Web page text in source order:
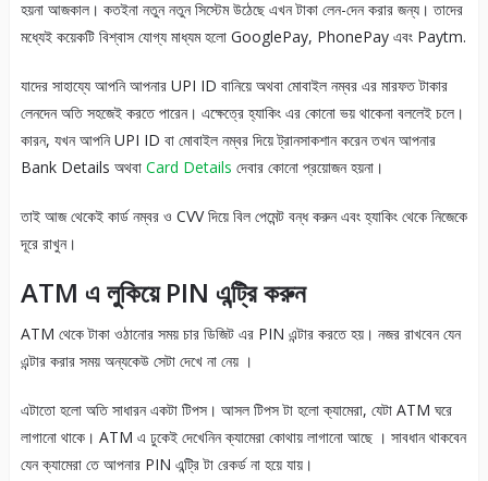
হয়না আজকাল। কতইনা নতুন নতুন সিস্টেম উঠেছে এখন টাকা লেন-দেন করার জন্য। তাদের
মধ্যেই কয়েকটি বিশ্বাস যোগ্য মাধ্যম হলো GooglePay, PhonePay এবং Paytm.
যাদের সাহায্যে আপনি আপনার UPI ID বানিয়ে অথবা মোবাইল নম্বর এর মারফত টাকার
লেনদেন অতি সহজেই করতে পারেন। এক্ষেত্রে হ্যাকিং এর কোনো ভয় থাকেনা বললেই চলে।
কারন, যখন আপনি UPI ID বা মোবাইল নম্বর দিয়ে ট্রানসাকশান করেন তখন আপনার
Bank Details অথবা Card Details দেবার কোনো প্রয়োজন হয়না।
তাই আজ থেকেই কার্ড নম্বর ও CVV দিয়ে বিল পেমেন্ট বন্ধ করুন এবং হ্যাকিং থেকে নিজেকে
দূরে রাখুন।
ATM এ লুকিয়ে PIN এন্ট্রি করুন
ATM থেকে টাকা ওঠানোর সময় চার ডিজিট এর PIN এন্টার করতে হয়। নজর রাখবেন যেন
এন্টার করার সময় অন্যকেউ সেটা দেখে না নেয় ।
এটাতো হলো অতি সাধারন একটা টিপস। আসল টিপস টা হলো ক্যামেরা, যেটা ATM ঘরে
লাগানো থাকে। ATM এ ঢুকেই দেখেনিন ক্যামেরা কোথায় লাগানো আছে । সাবধান থাকবেন
যেন ক্যামেরা তে আপনার PIN এন্ট্রি টা রেকর্ড না হয়ে যায়।